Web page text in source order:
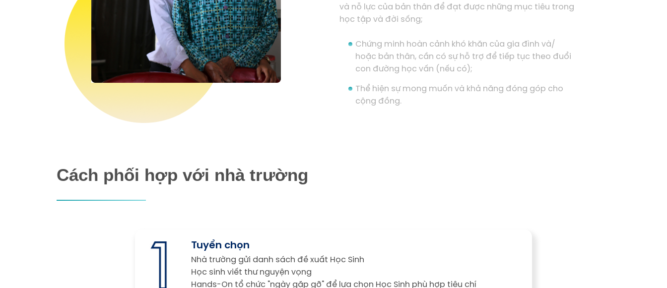
và nỗ lực của bản thân để đạt được những mục tiêu trong
học tập và đời sống;
Chứng minh hoàn cảnh khó khăn của gia đình và/
hoặc bản thân, cần có sự hỗ trợ để tiếp tục theo đuổi
con đường học vấn (nếu có);
Thể hiện sự mong muốn và khả năng đóng góp cho
cộng đồng.
Cách phối hợp với nhà trường
Tuyển chọn
Nhà trường gửi danh sách đề xuất Học Sinh
Học sinh viết thư nguyện vọng
Hands-On tổ chức "ngày gặp gỡ" để lựa chọn Học Sinh phù hợp tiêu chí